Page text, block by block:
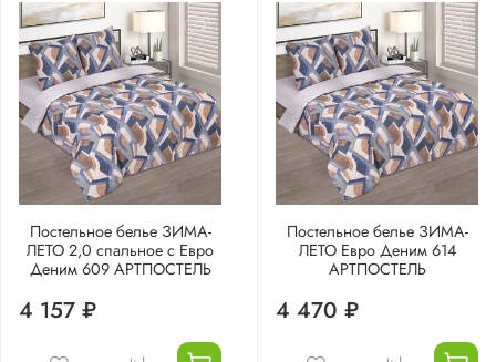
Постельное белье ЗИМА-
ЛЕТО 2,0 спальное с Евро
Деним 609 АРТПОСТЕЛЬ
4 157 ₽
Постельное белье ЗИМА-
ЛЕТО Евро Деним 614
АРТПОСТЕЛЬ
4 470 ₽